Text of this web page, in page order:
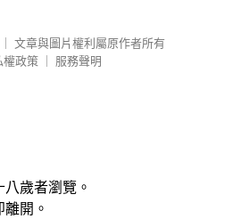
文章與圖片權利屬原作者所有
權政策
服務聲明
歲者瀏覽。
開。